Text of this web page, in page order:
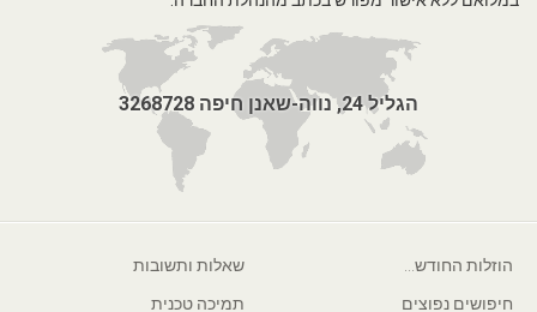
הגליל 24, נווה-שאנן חיפה 3268728
הוזלות החודש...
חיפושים נפוצים
שאלות ותשובות
תמיכה טכנית